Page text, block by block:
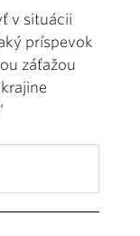
v situácii
príspevok
záťažou